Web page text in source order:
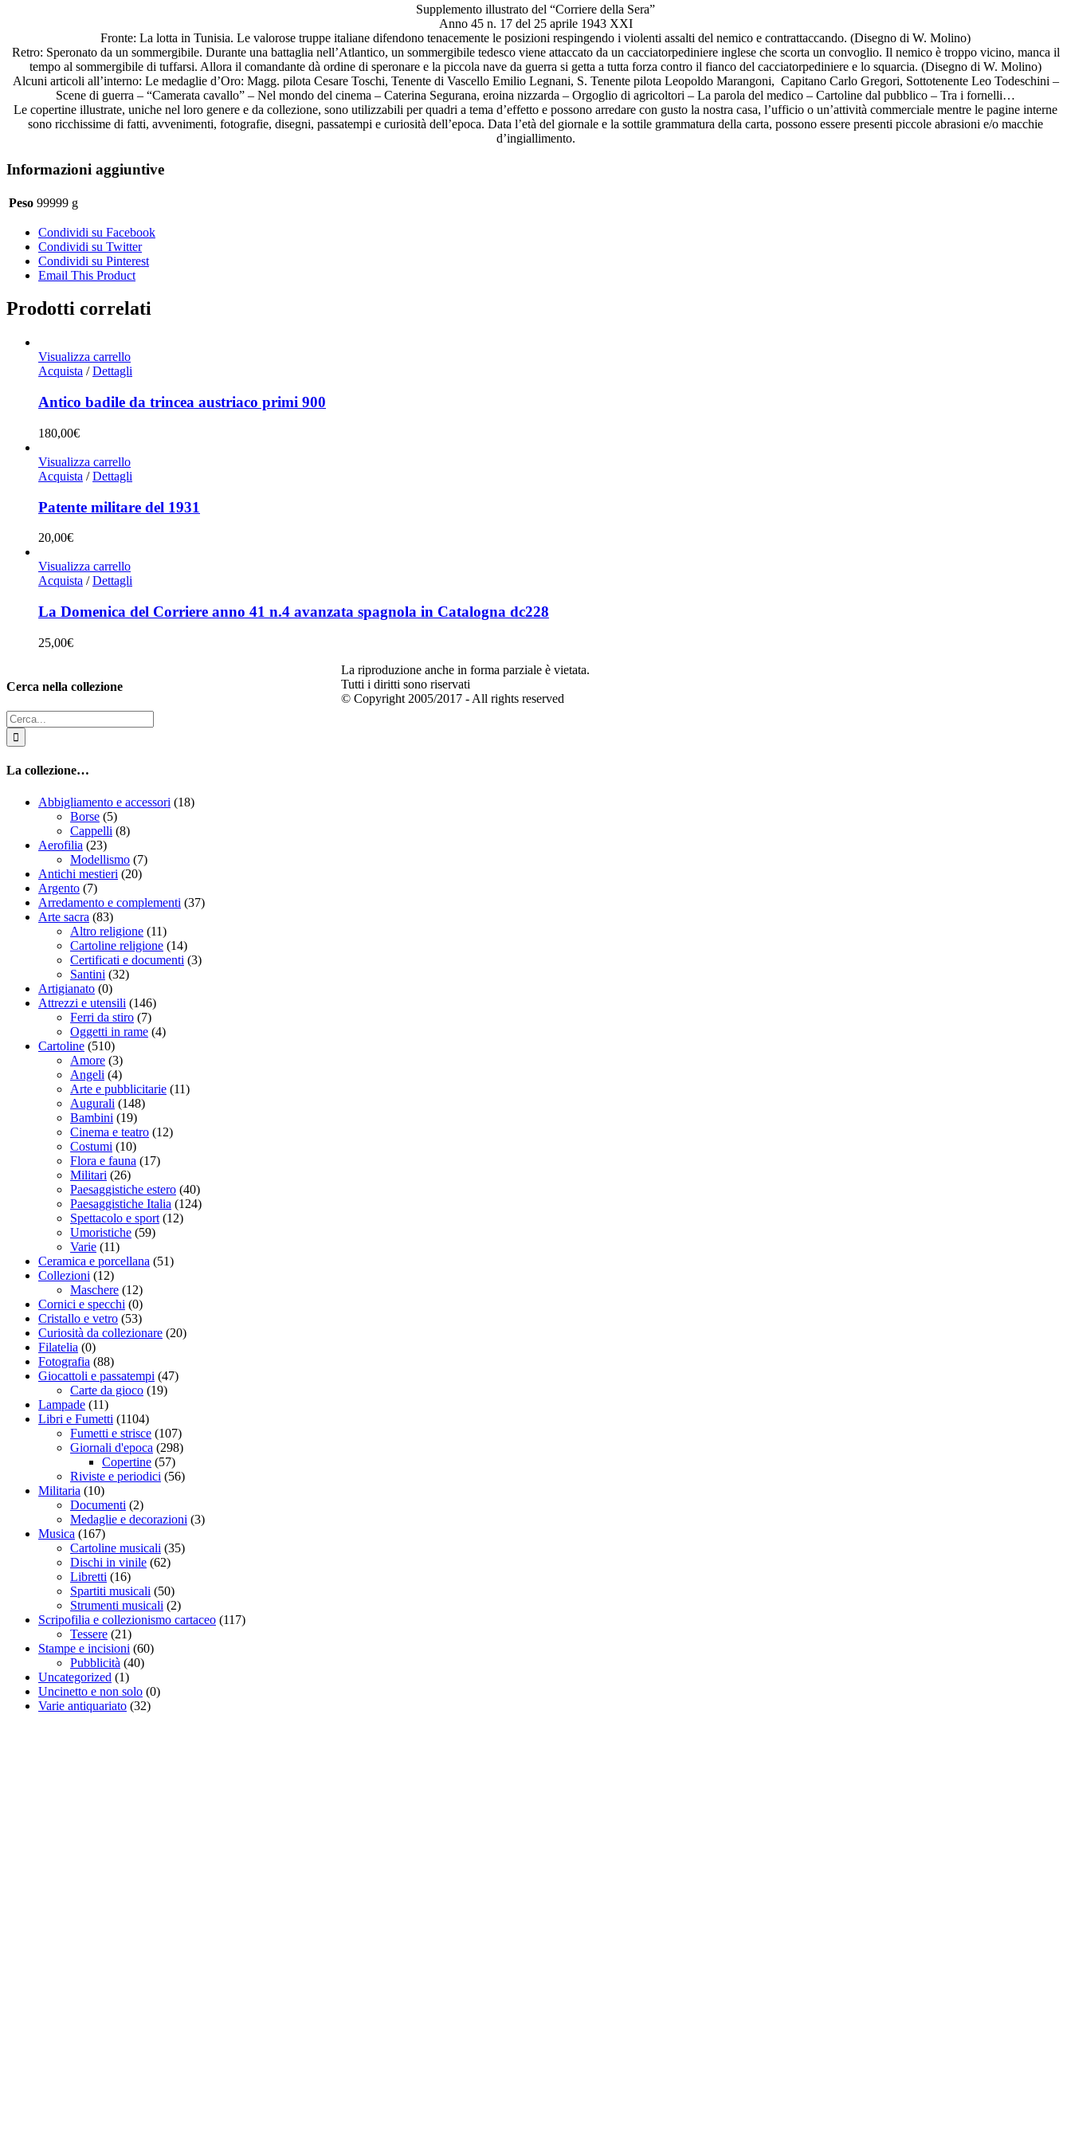
dc154
quantità
Supplemento illustrato del “Corriere della Sera”
Anno 45 n. 17 del 25 aprile 1943 XXI
Fronte: La lotta in Tunisia. Le valorose truppe italiane difendono tenacemente le posizioni respingendo i violenti assalti del nemico e contrattaccando. (Disegno di W. Molino)
Retro: Speronato da un sommergibile. Durante una battaglia nell’Atlantico, un sommergibile tedesco viene attaccato da un cacciatorpediniere inglese che scorta un convoglio. Il nemico è troppo vicino, manca il
tempo al sommergibile di tuffarsi. Allora il comandante dà ordine di speronare e la piccola nave da guerra si getta a tutta forza contro il fianco del cacciatorpediniere e lo squarcia. (Disegno di W. Molino)
Alcuni articoli all’interno: Le medaglie d’Oro: Magg. pilota Cesare Toschi, Tenente di Vascello Emilio Legnani, S. Tenente pilota Leopoldo Marangoni, Capitano Carlo Gregori, Sottotenente Leo Todeschini –
Scene di guerra – “Camerata cavallo” – Nel mondo del cinema – Caterina Segurana, eroina nizzarda – Orgoglio di agricoltori – La parola del medico – Cartoline dal pubblico – Tra i fornelli…
Le copertine illustrate, uniche nel loro genere e da collezione, sono utilizzabili per quadri a tema d’effetto e possono arredare con gusto la nostra casa, l’ufficio o un’attività commerciale mentre le pagine interne
sono ricchissime di fatti, avvenimenti, fotografie, disegni, passatempi e curiosità dell’epoca. Data l’età del giornale e la sottile grammatura della carta, possono essere presenti piccole abrasioni e/o macchie
d’ingiallimento.
Informazioni aggiuntive
Peso 99999 g
Condividi su Facebook
Condividi su Twitter
Condividi su Pinterest
Email This Product
Prodotti correlati
Visualizza carrello
Acquista / Dettagli
Antico badile da trincea austriaco primi 900
180,00€
Visualizza carrello
Acquista / Dettagli
Patente militare del 1931
20,00€
Visualizza carrello
Acquista / Dettagli
La Domenica del Corriere anno 41 n.4 avanzata spagnola in Catalogna dc228
25,00€
Cerca nella collezione
Cerca
per:
La collezione…
Abbigliamento e accessori (18)
Borse (5)
Cappelli (8)
Aerofilia (23)
Modellismo (7)
Antichi mestieri (20)
Argento (7)
Arredamento e complementi (37)
Arte sacra (83)
Altro religione (11)
Cartoline religione (14)
Certificati e documenti (3)
Santini (32)
Artigianato (0)
Attrezzi e utensili (146)
Ferri da stiro (7)
Oggetti in rame (4)
Cartoline (510)
Amore (3)
Angeli (4)
Arte e pubblicitarie (11)
Augurali (148)
Bambini (19)
Cinema e teatro (12)
Costumi (10)
Flora e fauna (17)
Militari (26)
Paesaggistiche estero (40)
Paesaggistiche Italia (124)
Spettacolo e sport (12)
Umoristiche (59)
Varie (11)
Ceramica e porcellana (51)
Collezioni (12)
Maschere (12)
Cornici e specchi (0)
Cristallo e vetro (53)
Curiosità da collezionare (20)
Filatelia (0)
Fotografia (88)
Giocattoli e passatempi (47)
Carte da gioco (19)
Lampade (11)
Libri e Fumetti (1104)
Fumetti e strisce (107)
Giornali d'epoca (298)
Copertine (57)
Riviste e periodici (56)
Militaria (10)
Documenti (2)
Medaglie e decorazioni (3)
Musica (167)
Cartoline musicali (35)
Dischi in vinile (62)
Libretti (16)
Spartiti musicali (50)
Strumenti musicali (2)
Scripofilia e collezionismo cartaceo (117)
Tessere (21)
Stampe e incisioni (60)
Pubblicità (40)
Uncategorized (1)
Uncinetto e non solo (0)
Varie antiquariato (32)
La riproduzione anche in forma parziale è vietata.
Tutti i diritti sono riservati
© Copyright 2005/2017 - All rights reserved